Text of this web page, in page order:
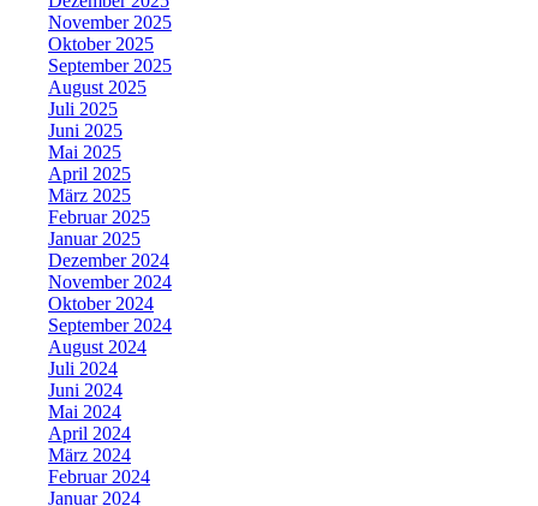
November 2025
Oktober 2025
September 2025
August 2025
Juli 2025
Juni 2025
Mai 2025
April 2025
März 2025
Februar 2025
Januar 2025
Dezember 2024
November 2024
Oktober 2024
September 2024
August 2024
Juli 2024
Juni 2024
Mai 2024
April 2024
März 2024
Februar 2024
Januar 2024